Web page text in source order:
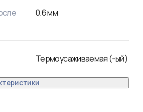
0.6мм
Термоусаживаемая (-ый)